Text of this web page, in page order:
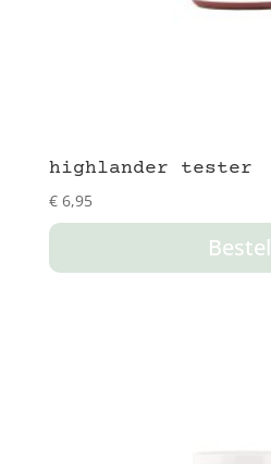
highlander tester
€6,95
Bestel